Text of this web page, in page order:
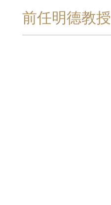
前任明德教授